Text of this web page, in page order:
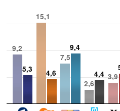
9,2
15,1
7,5
2,6
3,9
5,3 4,6
9,4
4,4